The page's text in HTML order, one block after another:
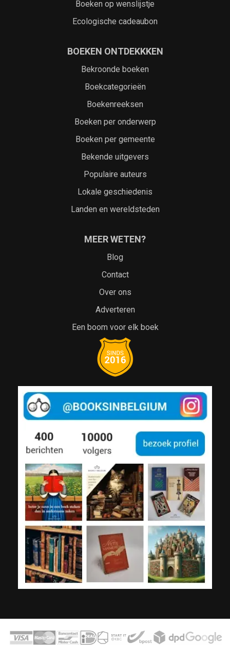
Boeken op wenslijstje
Ecologische cadeaubon
BOEKEN ONTDEKKKEN
Bekroonde boeken
Boekcategorieën
Boekenreeksen
Boeken per onderwerp
Boeken per gemeente
Bekende uitgevers
Populaire auteurs
Lokale geschiedenis
Landen en wereldsteden
MEER WETEN?
Blog
Contact
Over ons
Adverteren
Een boom voor elk boek